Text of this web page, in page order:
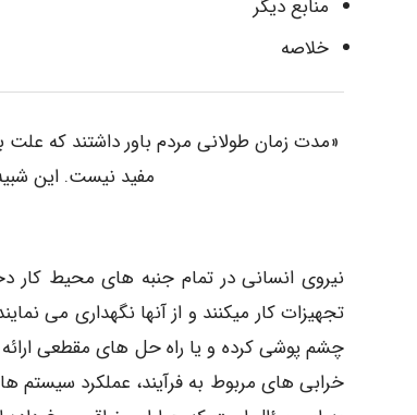
منابع دیگر
خلاصه
«مدت زمان طولانی مردم باور داشتند که
مفید نیست. این
نیروی انسانی در تمام جنبه های محیط کار
تجهیزات کار میکنند و از آنها نگهداری می
چشم پوشی کرده و یا راه حل های مقطعی
خرابی های مربوط به فرآیند، عملکرد